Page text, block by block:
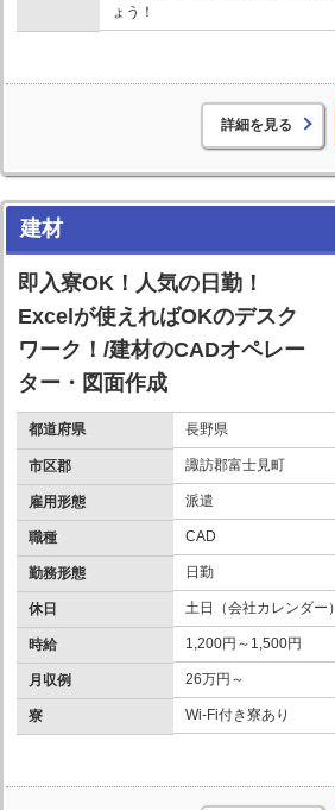
ょう！
詳細を見る
建材
即入寮OK！人気の日勤！
Excelが使えればOKのデスク
ワーク！/建材のCADオペレー
ター・図面作成
都道府県 長野県
市区郡 諏訪郡富士見町
雇用形態 派遣
職種 CAD
勤務形態 日勤
休日 土日（会社カレンダー）
時給 1,200円～1,500円
月収例 26万円～
寮 Wi-Fi付き寮あり